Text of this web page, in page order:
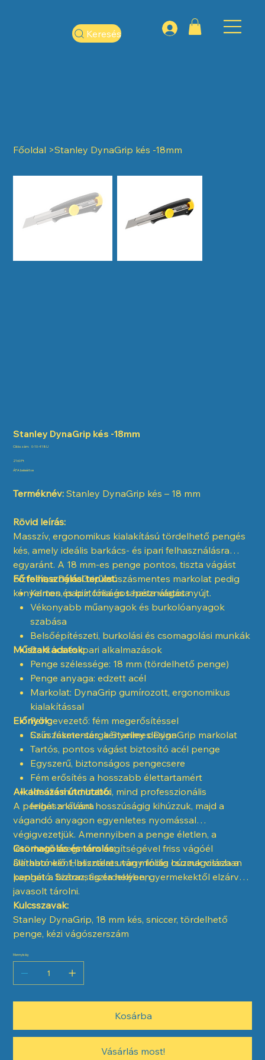
Keresés
Főoldal >Stanley DynaGrip kés -18mm
Stanley DynaGrip kés -18mm
Cikkszám: Cikkszám:
0-10-418U
Ár
2160 Ft
ÁFA beleértve
Terméknév: Stanley DynaGrip kés – 18 mm
Rövid leírás:
Masszív, ergonomikus kialakítású tördelhető pengés
kés, amely ideális barkács- és ipari felhasználásra
egyaránt. A 18 mm-es penge pontos, tiszta vágást
biztosít, a DynaGrip csúszásmentes markolat pedig
kényelmes és biztonságos használatot nyújt.
Fő felhasználási terület:
Karton, papír, fólia és tapéta vágása
Vékonyabb műanyagok és burkolóanyagok
szabása
Belsőépítészeti, burkolási és csomagolási munkák
Barkács és ipari alkalmazások
Műszaki adatok:
Penge szélessége: 18 mm (tördelhető penge)
Penge anyaga: edzett acél
Markolat: DynaGrip gumírozott, ergonomikus
kialakítással
Pengevezető: fém megerősítéssel
Szín: fekete-sárga Stanley design
Előnyök:
Csúszásmentes, kényelmes DynaGrip markolat
Tartós, pontos vágást biztosító acél penge
Egyszerű, biztonságos pengecsere
Fém erősítés a hosszabb élettartamért
Ideális mind hobbi, mind professzionális
felhasználásra
Alkalmazási útmutató:
A pengét a kívánt hosszúságig kihúzzuk, majd a
vágandó anyagon egyenletes nyomással
végigvezetjük. Amennyiben a penge életlen, a
letörhető szegmens segítségével friss vágóél
állítható elő. Használat után mindig húzzuk vissza a
pengét a biztonság érdekében.
Csomagolás és tárolás:
Darabonként, bliszteres vagy fóliás csomagolásban
kapható. Száraz, tiszta helyen, gyermekektől elzárva
javasolt tárolni.
Kulcsszavak:
Stanley DynaGrip, 18 mm kés, sniccer, tördelhető
penge, kézi vágószerszám
Mennyiség
Kosárba
Vásárlás most!